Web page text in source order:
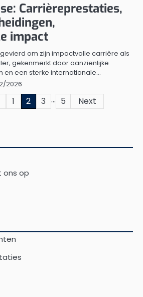
Carrièreprestaties,
impact
om zijn impactvolle carrière als
gekenmerkt door aanzienlijke
en een sterke internationale…
2026
1 2 3 … 5 Next
op